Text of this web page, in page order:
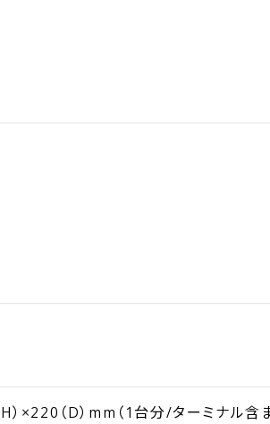
）×220（D）mm（1台分/ターミナル含